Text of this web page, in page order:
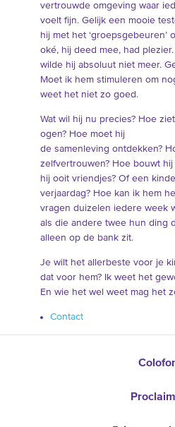
vertrouwde omgeving waar
voelt fijn. Gelijk een mooie
hij met het ‘groepsgebeuren’
oké, hij deed mee, had
wilde hij absoluut niet meer.
Moet ik hem stimuleren om
weet het niet zo goed.
Wat wil hij nu precies? Hoe
ogen? Hoe moet hij
de samenleving ontdekken?
zelfvertrouwen? Hoe bouwt
hij ooit vriendjes? Of een
verjaardag? Hoe kan ik hem
vragen duizelen iedere week
als die andere twee hun ding
alleen op de bank zit.
Je wilt het allerbeste voor je
dat voor hem? Ik weet het
En wie het wel weet mag het
Contact